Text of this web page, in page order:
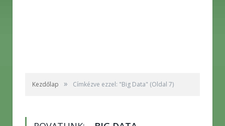
Kezdőlap » Címkézve ezzel: "Big Data" (Oldal 7)